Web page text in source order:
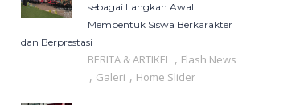
sebagai Langkah Awal
Membentuk Siswa Berkarakter
dan Berprestasi
BERITA & ARTIKEL , Flash News
, Galeri , Home Slider